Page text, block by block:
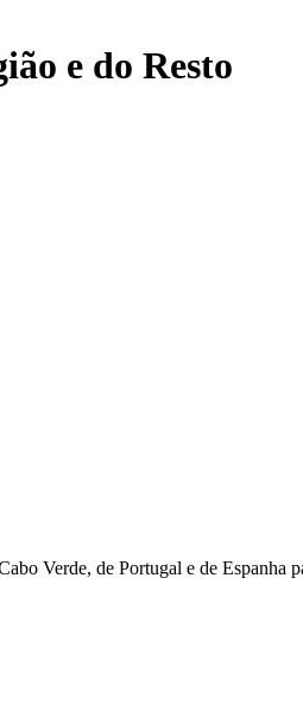
e do Resto
Verde, de Portugal e de Espanha